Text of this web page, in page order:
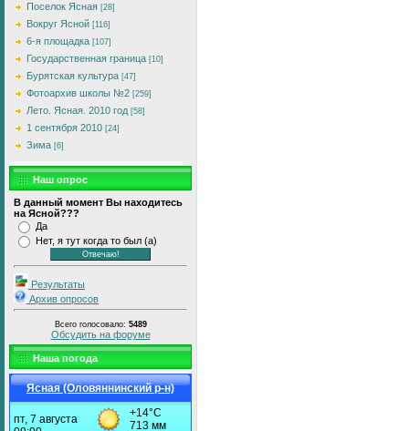
Поселок Ясная [28]
Вокруг Ясной [116]
6-я площадка [107]
Государственная граница [10]
Бурятская культура [47]
Фотоархив школы №2 [259]
Лето. Ясная. 2010 год [58]
1 сентября 2010 [24]
Зима [6]
Наш опрос
В данный момент Вы находитесь
на Ясной???
Да
Нет, я тут когда то был (а)
Результаты
Архив опросов
Всего голосовало: 5489
Обсудить на форуме
Наша погода
Ясная (Оловяннинский р-н)